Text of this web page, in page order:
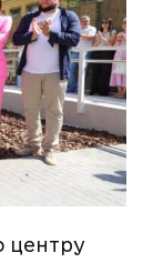
центру